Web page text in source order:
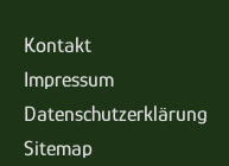
Kontakt
Impressum
Datenschutzerklärung
Sitemap